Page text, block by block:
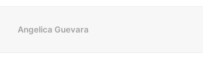
Angelica Guevara